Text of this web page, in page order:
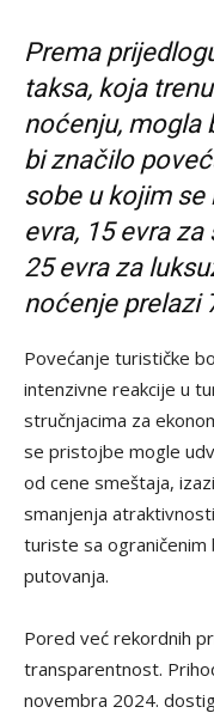
Prema
taksa, koja
noćenju, mogla
bi značilo
sobe u kojim
evra, 15 evra
25 evra za
noćenje prelazi
Povećanje turističke
intenzivne reakcije u
stručnjacima za
se pristojbe mogle
od cene smeštaja,
smanjenja
turiste sa ograničenim
putovanja.
Pored već rekordnih
transparentnost.
novembra 2024.